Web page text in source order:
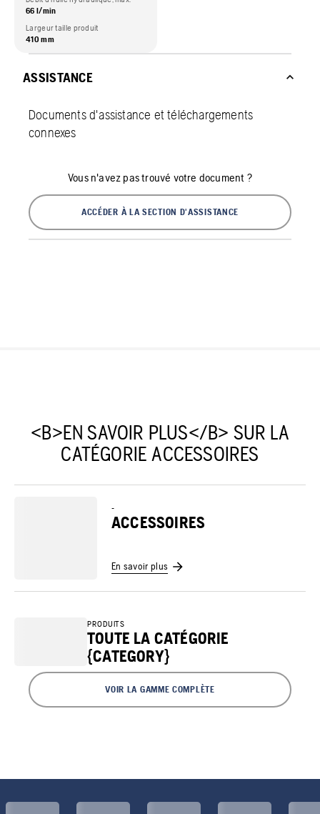
66 l/min
Largeur taille produit
410 mm
ASSISTANCE
Documents d'assistance et téléchargements
connexes
Vous n'avez pas trouvé votre document ?
ACCÉDER À LA SECTION D'ASSISTANCE
<B>EN SAVOIR PLUS</B> SUR LA
CATÉGORIE ACCESSOIRES
-
ACCESSOIRES
En savoir plus
PRODUITS
TOUTE LA CATÉGORIE
{CATEGORY}
VOIR LA GAMME COMPLÈTE